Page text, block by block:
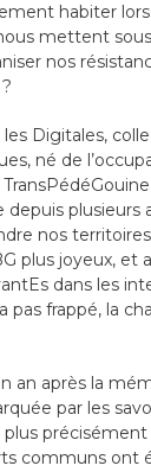
habiter
mettent
nos
?
Digitales,
né de
plusieurs
nos
plus joyeux, et
dans les
pas frappé, la
an après la
par les
communs ont